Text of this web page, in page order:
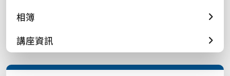
相簿
講座資訊